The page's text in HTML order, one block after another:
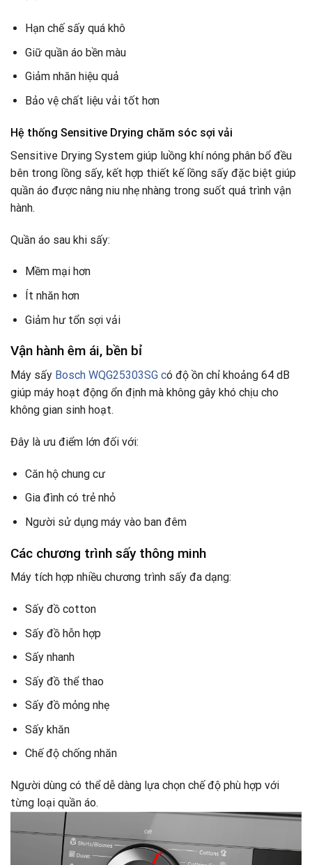
Hạn chế sấy quá khô
Giữ quần áo bền màu
Giảm nhăn hiệu quả
Bảo vệ chất liệu vải tốt hơn
Hệ thống Sensitive Drying chăm sóc sợi vải
Sensitive Drying System giúp luồng khí nóng phân bổ đều
bên trong lồng sấy, kết hợp thiết kế lồng sấy đặc biệt giúp
quần áo được nâng niu nhẹ nhàng trong suốt quá trình vận
hành.
Quần áo sau khi sấy:
Mềm mại hơn
Ít nhăn hơn
Giảm hư tổn sợi vải
Vận hành êm ái, bền bỉ
Máy sấy Bosch WQG25303SG có độ ồn chỉ khoảng 64 dB
giúp máy hoạt động ổn định mà không gây khó chịu cho
không gian sinh hoạt.
Đây là ưu điểm lớn đối với:
Căn hộ chung cư
Gia đình có trẻ nhỏ
Người sử dụng máy vào ban đêm
Các chương trình sấy thông minh
Máy tích hợp nhiều chương trình sấy đa dạng:
Sấy đồ cotton
Sấy đồ hỗn hợp
Sấy nhanh
Sấy đồ thể thao
Sấy đồ mỏng nhẹ
Sấy khăn
Chế độ chống nhăn
Người dùng có thể dễ dàng lựa chọn chế độ phù hợp với
từng loại quần áo.